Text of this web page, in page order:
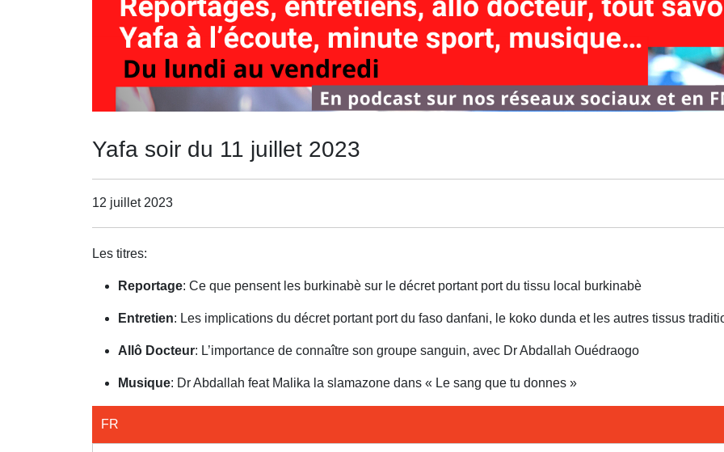
Yafa soir du 11 juillet 2023
12 juillet 2023
Les titres:
Reportage: Ce que pensent les burkinabè sur le décret portant port du tissu local burkinabè
Entretien: Les implications du décret portant port du faso danfani, le koko dunda et les autres tissus
Allô Docteur: L’importance de connaître son groupe sanguin, avec Dr Abdallah Ouédraogo
Musique: Dr Abdallah feat Malika la slamazone dans « Le sang que tu donnes »
FR